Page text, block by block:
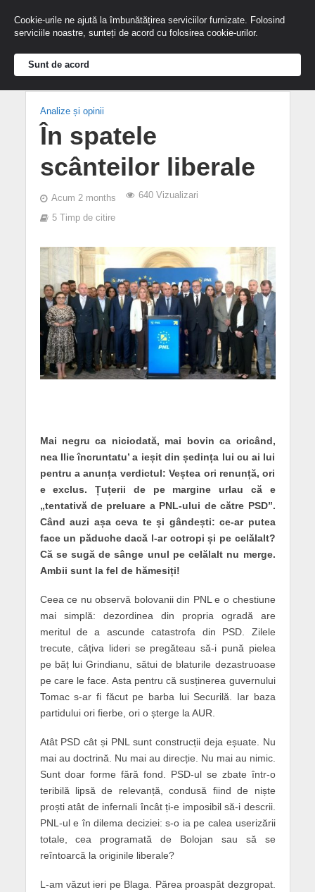
Analize și opinii
În spatele
scânteilor liberale
Acum 2 months 640 Vizualizari
5 Timp de citire
Mai negru ca niciodată, mai bovin ca oricând,
nea Ilie încruntatu’ a ieșit din ședința lui cu ai lui
pentru a anunța verdictul: Veștea ori renunță, ori
e exclus. Țuțerii de pe margine urlau că e
„tentativă de preluare a PNL-ului de către PSD”.
Când auzi așa ceva te și gândești: ce-ar putea
face un păduche dacă l-ar cotropi și pe celălalt?
Că se sugă de sânge unul pe celălalt nu merge.
Ambii sunt la fel de hămesiți!
Ceea ce nu observă bolovanii din PNL e o chestiune
mai simplă: dezordinea din propria ogradă are
meritul de a ascunde catastrofa din PSD. Zilele
trecute, câțiva lideri se pregăteau să-i pună pielea
pe băț lui Grindianu, sătui de blaturile dezastruoase
pe care le face. Asta pentru că susținerea guvernului
Tomac s-ar fi făcut pe barba lui Securilă. Iar baza
partidului ori fierbe, ori o șterge la AUR.
Atât PSD cât și PNL sunt construcții deja eșuate. Nu
mai au doctrină. Nu mai au direcție. Nu mai au nimic.
Sunt doar forme fără fond. PSD-ul se zbate într-o
teribilă lipsă de relevanță, condusă fiind de niște
proști atât de infernali încât ți-e imposibil să-i descrii.
PNL-ul e în dilema deciziei: s-o ia pe calea userizării
totale, cea programată de Bolojan sau să se
reîntoarcă la originile liberale?
L-am văzut ieri pe Blaga. Părea proaspăt dezgropat.
Cookie-urile ne ajută la îmbunătățirea serviciilor furnizate. Folosind
serviciile noastre, sunteți de acord cu folosirea cookie-urilor.
Sunt de acord